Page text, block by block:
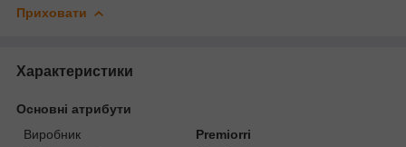
Приховати
Характеристики
Основні атрибути
Виробник
Premiorri